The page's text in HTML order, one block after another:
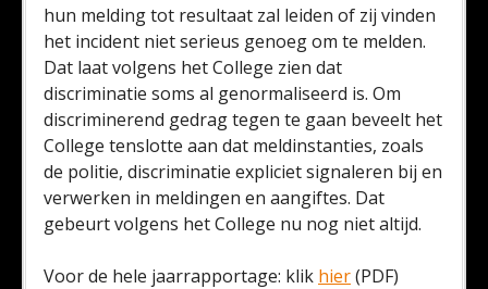
hun melding tot resultaat zal leiden of zij vinden
het incident niet serieus genoeg om te melden.
Dat laat volgens het College zien dat
discriminatie soms al genormaliseerd is. Om
discriminerend gedrag tegen te gaan beveelt het
College tenslotte aan dat meldinstanties, zoals
de politie, discriminatie expliciet signaleren bij en
verwerken in meldingen en aangiftes. Dat
gebeurt volgens het College nu nog niet altijd.
Voor de hele jaarrapportage: klik hier(PDF)